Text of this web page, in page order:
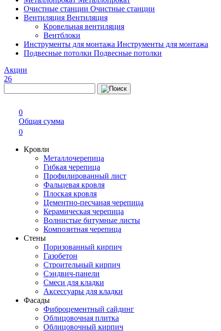
Очистные станции Очистные станции
Вентиляция Вентиляция
Кровельная вентиляция
Вентблоки
Инструменты для монтажа Инструменты для монтажа
Подвесные потолки Подвесные потолки
Акции
26
0
Общая сумма
0
Кровли
Металлочерепица
Гибкая черепица
Профилированный лист
Фальцевая кровля
Плоская кровля
Цементно-песчаная черепица
Керамическая черепица
Волнистые битумные листы
Композитная черепица
Стены
Поризованный кирпич
Газобетон
Строительный кирпич
Сэндвич-панели
Смеси для кладки
Аксессуары для кладки
Фасады
Фиброцементный сайдинг
Облицовочная плитка
Облицовочный кирпич